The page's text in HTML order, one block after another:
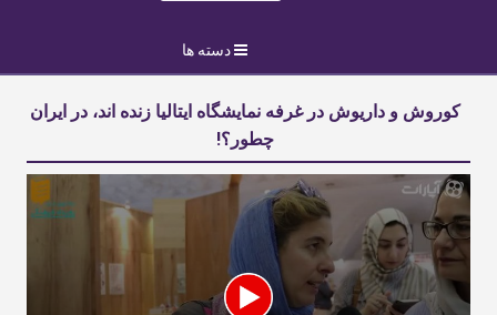
دسته ها
کوروش و داریوش در غرفه نمایشگاه ایتالیا زنده اند، در ایران
چطور؟!